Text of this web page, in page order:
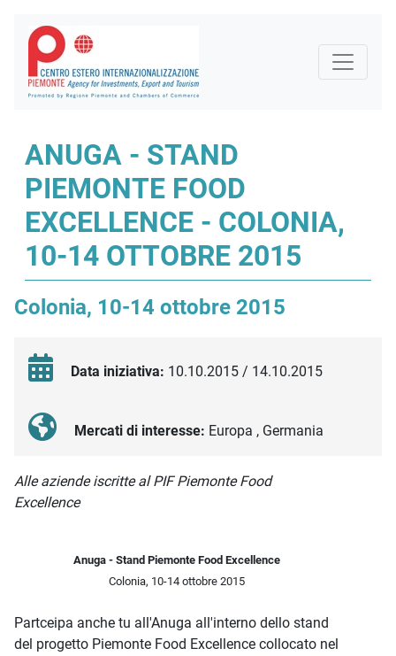
ANUGA - STAND
PIEMONTE FOOD
EXCELLENCE - COLONIA,
10-14 OTTOBRE 2015
Colonia, 10-14 ottobre 2015
Data iniziativa: 10.10.2015 / 14.10.2015
Mercati di interesse: Europa , Germania
Descrizione iniziativa
Alle aziende iscritte al PIF Piemonte Food
Excellence
Anuga - Stand Piemonte Food Excellence
Colonia, 10-14 ottobre 2015
Partceipa anche tu all'Anuga all'interno dello stand
del progetto Piemonte Food Excellence collocato nel